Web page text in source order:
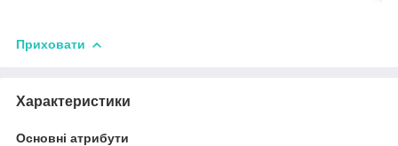
Приховати
Характеристики
Основні атрибути